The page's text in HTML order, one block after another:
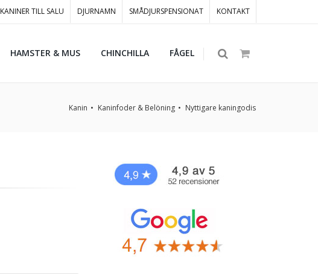
KANINER TILL SALU DJURNAMN SMÅDJURSPENSIONAT KONTAKT
HAMSTER & MUS CHINCHILLA FÅGEL
Kanin Kaninfoder & Belöning Nyttigare kaningodis